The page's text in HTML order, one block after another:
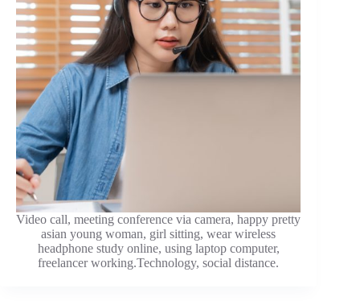
Video call, meeting conference via camera, happy pretty
asian young woman, girl sitting, wear wireless
headphone study online, using laptop computer,
freelancer working.Technology, social distance.